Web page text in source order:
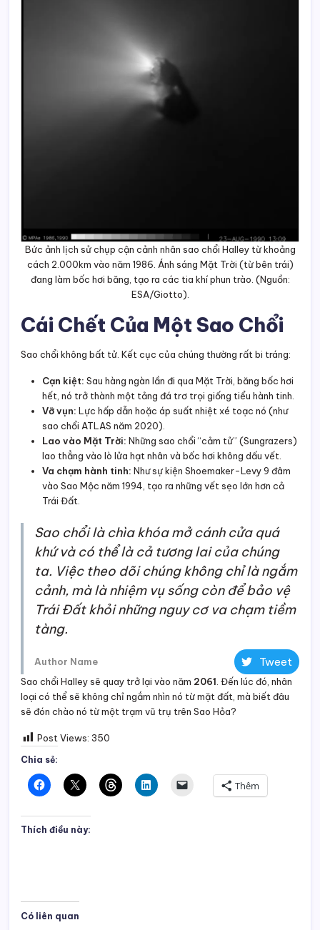
Bức ảnh lịch sử chụp cận cảnh nhân sao chổi Halley từ khoảng
cách 2.000km vào năm 1986. Ánh sáng Mặt Trời (từ bên trái)
đang làm bốc hơi băng, tạo ra các tia khí phun trào. (Nguồn:
ESA/Giotto).
Cái Chết Của Một Sao Chổi
Sao chổi không bất tử. Kết cục của chúng thường rất bi tráng:
Cạn kiệt: Sau hàng ngàn lần đi qua Mặt Trời, băng bốc hơi
hết, nó trở thành một tảng đá trơ trọi giống tiểu hành tinh.
Vỡ vụn: Lực hấp dẫn hoặc áp suất nhiệt xé toạc nó (như
sao chổi ATLAS năm 2020).
Lao vào Mặt Trời: Những sao chổi “cảm tử” (Sungrazers)
lao thẳng vào lò lửa hạt nhân và bốc hơi không dấu vết.
Va chạm hành tinh: Như sự kiện Shoemaker-Levy 9 đâm
vào Sao Mộc năm 1994, tạo ra những vết sẹo lớn hơn cả
Trái Đất.
Sao chổi là chìa khóa mở cánh cửa quá
khứ và có thể là cả tương lai của chúng
ta. Việc theo dõi chúng không chỉ là ngắm
cảnh, mà là nhiệm vụ sống còn để bảo vệ
Trái Đất khỏi những nguy cơ va chạm tiềm
tàng.
Author Name Tweet
Sao chổi Halley sẽ quay trở lại vào năm 2061 . Đến lúc đó, nhân
loại có thể sẽ không chỉ ngắm nhìn nó từ mặt đất, mà biết đâu
sẽ đón chào nó từ một trạm vũ trụ trên Sao Hỏa?
Post Views: 350
Chia sẻ:
Thêm
Thích điều này:
Có liên quan